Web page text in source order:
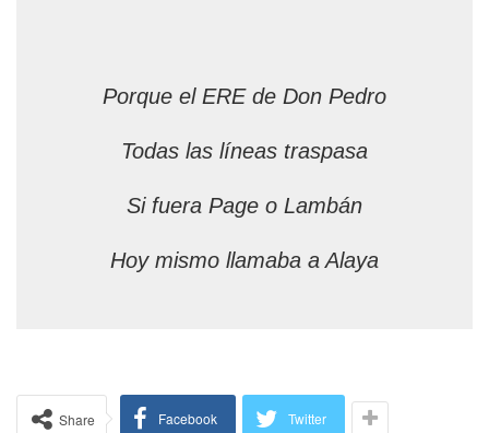
Porque el ERE de Don Pedro
Todas las líneas traspasa
Si fuera Page o Lambán
Hoy mismo llamaba a Alaya
Share Facebook Twitter